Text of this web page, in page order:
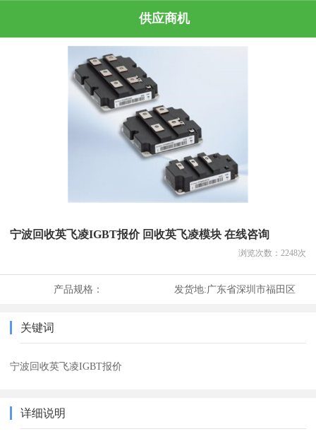
供应商机
宁波回收英飞凌IGBT报价 回收英飞凌模块 在线咨询
浏览次数： 2248次
产品规格： 发货地:广东省深圳市福田区
关键词
宁波回收英飞凌IGBT报价
详细说明